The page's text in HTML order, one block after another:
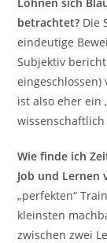
betrachtet? Die
eindeutige
Subjektiv
eingeschlossen)
ist also eher ein
Wie finde ich
Job und Lernen
„perfekten“
kleinsten
zwischen zwei